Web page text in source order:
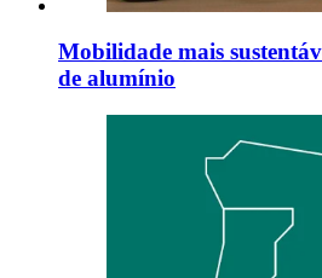
Mobilidade mais
de alumínio